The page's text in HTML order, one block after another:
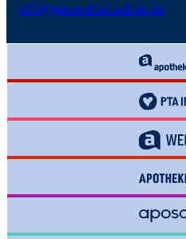
info@gesundheit-adhoc.de